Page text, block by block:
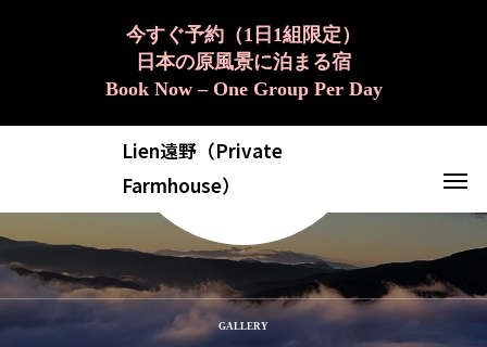
今すぐ予約（1日1組限定）
日本の原風景に泊まる宿
Book Now – One Group Per Day
Lien遠野（Private
Farmhouse）
GALLERY